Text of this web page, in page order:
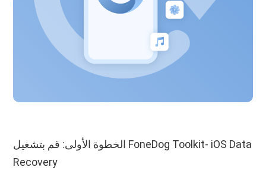
الخطوة الأولى: قم بتشغيل FoneDog Toolkit- iOS Data
Recovery